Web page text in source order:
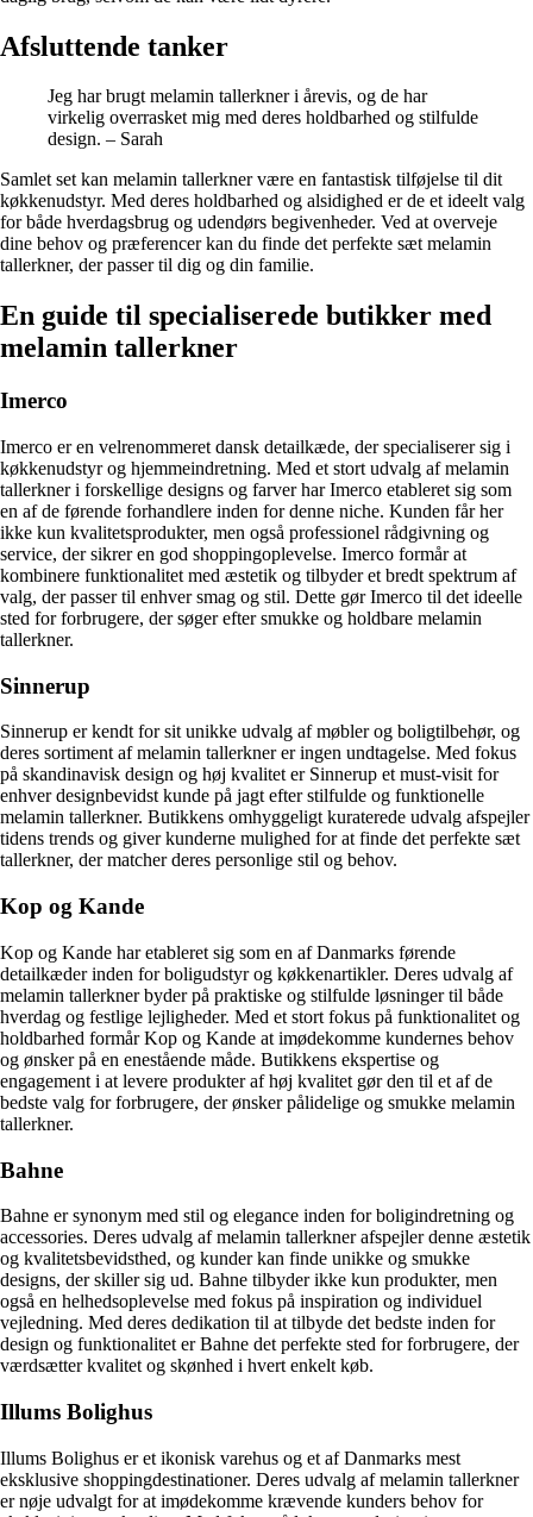
Afsluttende tanker
Jeg har brugt melamin tallerkner i årevis, og de har
virkelig overrasket mig med deres holdbarhed og stilfulde
design. – Sarah
Samlet set kan melamin tallerkner være en fantastisk tilføjelse til dit
køkkenudstyr. Med deres holdbarhed og alsidighed er de et ideelt valg
for både hverdagsbrug og udendørs begivenheder. Ved at overveje
dine behov og præferencer kan du finde det perfekte sæt melamin
tallerkner, der passer til dig og din familie.
En guide til specialiserede butikker med
melamin tallerkner
Imerco
Imerco er en velrenommeret dansk detailkæde, der specialiserer sig i
køkkenudstyr og hjemmeindretning. Med et stort udvalg af melamin
tallerkner i forskellige designs og farver har Imerco etableret sig som
en af de førende forhandlere inden for denne niche. Kunden får her
ikke kun kvalitetsprodukter, men også professionel rådgivning og
service, der sikrer en god shoppingoplevelse. Imerco formår at
kombinere funktionalitet med æstetik og tilbyder et bredt spektrum af
valg, der passer til enhver smag og stil. Dette gør Imerco til det ideelle
sted for forbrugere, der søger efter smukke og holdbare melamin
tallerkner.
Sinnerup
Sinnerup er kendt for sit unikke udvalg af møbler og boligtilbehør, og
deres sortiment af melamin tallerkner er ingen undtagelse. Med fokus
på skandinavisk design og høj kvalitet er Sinnerup et must-visit for
enhver designbevidst kunde på jagt efter stilfulde og funktionelle
melamin tallerkner. Butikkens omhyggeligt kuraterede udvalg afspejler
tidens trends og giver kunderne mulighed for at finde det perfekte sæt
tallerkner, der matcher deres personlige stil og behov.
Kop og Kande
Kop og Kande har etableret sig som en af Danmarks førende
detailkæder inden for boligudstyr og køkkenartikler. Deres udvalg af
melamin tallerkner byder på praktiske og stilfulde løsninger til både
hverdag og festlige lejligheder. Med et stort fokus på funktionalitet og
holdbarhed formår Kop og Kande at imødekomme kundernes behov
og ønsker på en enestående måde. Butikkens ekspertise og
engagement i at levere produkter af høj kvalitet gør den til et af de
bedste valg for forbrugere, der ønsker pålidelige og smukke melamin
tallerkner.
Bahne
Bahne er synonym med stil og elegance inden for boligindretning og
accessories. Deres udvalg af melamin tallerkner afspejler denne æstetik
og kvalitetsbevidsthed, og kunder kan finde unikke og smukke
designs, der skiller sig ud. Bahne tilbyder ikke kun produkter, men
også en helhedsoplevelse med fokus på inspiration og individuel
vejledning. Med deres dedikation til at tilbyde det bedste inden for
design og funktionalitet er Bahne det perfekte sted for forbrugere, der
værdsætter kvalitet og skønhed i hvert enkelt køb.
Illums Bolighus
Illums Bolighus er et ikonisk varehus og et af Danmarks mest
eksklusive shoppingdestinationer. Deres udvalg af melamin tallerkner
er nøje udvalgt for at imødekomme krævende kunders behov for